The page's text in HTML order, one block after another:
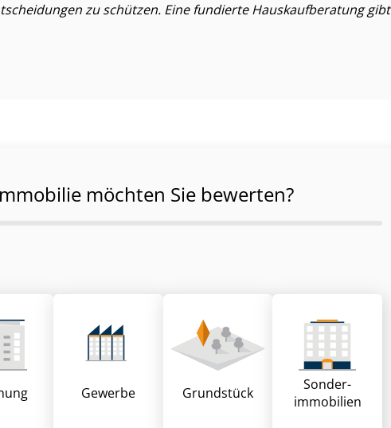
zu schützen. Eine fundierte Haus­kauf­be­ra­tung
möchten Sie bewerten?
Gewerbe Grund­stück
Sonder­
immobilien